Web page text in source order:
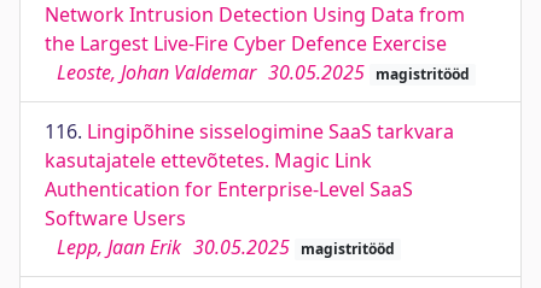
Network Intrusion Detection Using Data from
the Largest Live-Fire Cyber Defence Exercise
Leoste, Johan Valdemar 30.05.2025 magistritööd
116. Lingipõhine sisselogimine SaaS tarkvara
kasutajatele ettevõtetes. Magic Link
Authentication for Enterprise-Level SaaS
Software Users
Lepp, Jaan Erik 30.05.2025 magistritööd